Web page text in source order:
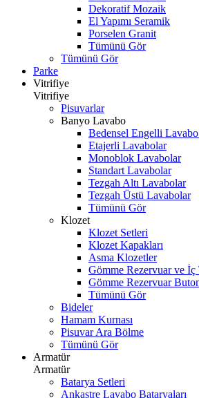
Dekoratif Mozaik
El Yapımı Seramik
Porselen Granit
Tümünü Gör
Tümünü Gör
Parke
Vitrifiye
Vitrifiye
Pisuvarlar
Banyo Lavabo
Bedensel Engelli
Etajerli Lavabolar
Monoblok Lavabolar
Standart Lavabolar
Tezgah Altı Lavabolar
Tezgah Üstü Lavabolar
Tümünü Gör
Klozet
Klozet Setleri
Klozet Kapakları
Asma Klozetler
Gömme Rezervuar ve İç
Gömme Rezervuar
Tümünü Gör
Bideler
Hamam Kurnası
Pisuvar Ara Bölme
Tümünü Gör
Armatür
Armatür
Batarya Setleri
Ankastre Lavabo Bataryaları